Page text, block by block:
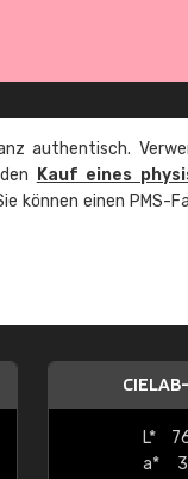
authentisch.
Kauf eines
können einen PMS-
L*
a*
so, wie man es sich
Lieferung."